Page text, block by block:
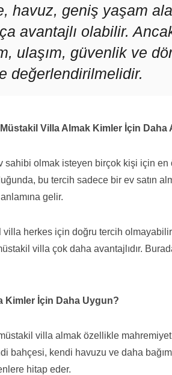
havuz, geniş yaşam
avantajlı olabilir.
ulaşım, güvenlik ve
değerlendirilmelidir.
Müstakil Villa Almak Kimler İçin Daha
sahibi olmak isteyen birçok kişi için
bu tercih sadece bir ev satın
gelir.
herkes için doğru tercih
villa çok daha avantajlıdır.
Kimler İçin Daha Uygun?
müstakil villa almak özellikle
bahçesi, kendi havuzu ve daha
hitap eder.